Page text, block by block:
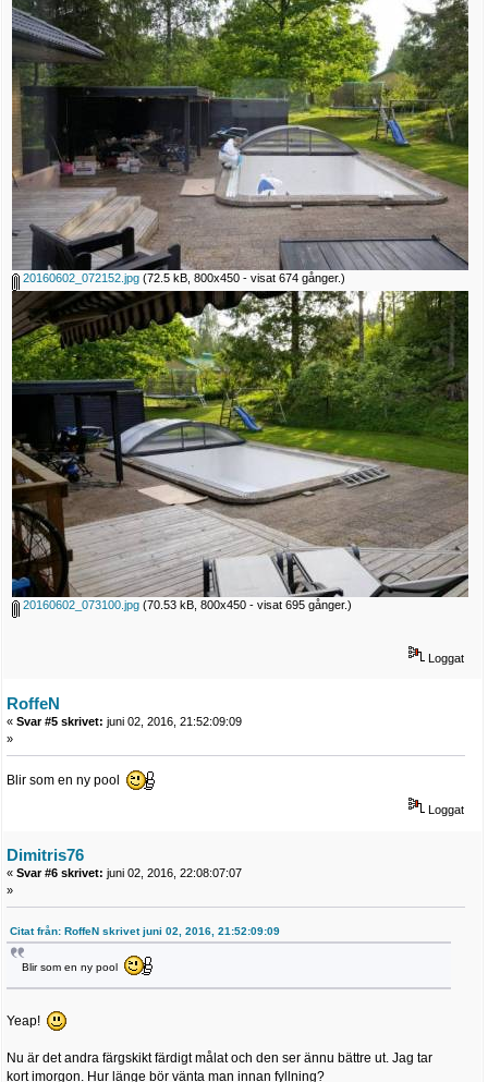
20160602_072152.jpg (72.5 kB, 800x450 - visat 674 gånger.)
20160602_073100.jpg (70.53 kB, 800x450 - visat 695 gånger.)
Loggat
RoffeN
« Svar #5 skrivet: juni 02, 2016, 21:52:09:09
»
Blir som en ny pool
Loggat
Dimitris76
« Svar #6 skrivet: juni 02, 2016, 22:08:07:07
»
Citat från: RoffeN skrivet juni 02, 2016, 21:52:09:09
Blir som en ny pool
Yeap!
Nu är det andra färgskikt färdigt målat och den ser ännu bättre ut. Jag tar
kort imorgon. Hur länge bör vänta man innan fyllning?